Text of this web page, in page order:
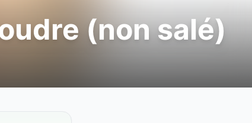
(non salé)